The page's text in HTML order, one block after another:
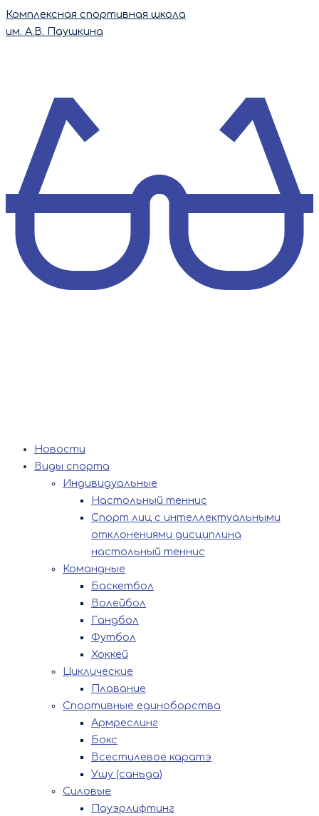
Перейти
Комплексная спортивная школа
им. А.В. Паушкина
Новости
Виды спорта
Индивидуальные
Настольный теннис
Спорт лиц с интеллектуальными
отклонениями дисциплина
настольный теннис
Командные
Баскетбол
Волейбол
Гандбол
Футбол
Хоккей
Циклические
Плавание
Спортивные единоборства
Армреслинг
Бокс
Всестилевое каратэ
Ушу (саньда)
Силовые
Пауэрлифтинг